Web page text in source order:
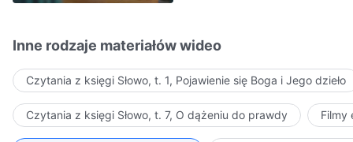
Inne rodzaje materiałów wideo
Czytania z księgi Słowo, t. 1, Pojawienie się Boga i Jego dzieło
Czytania z księgi Słowo, t. 7, O dążeniu do prawdy Filmy